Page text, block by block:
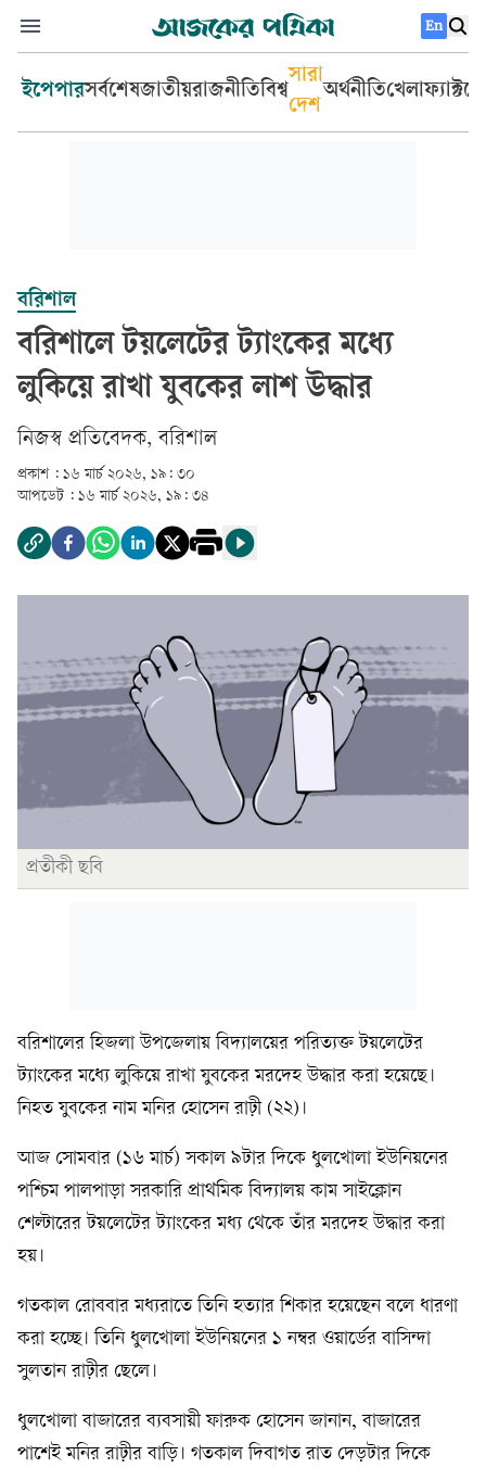
En
ইপেপারসর্বশেষজাতীয়রাজনীতিবিশ্ব
সারা
দেশ
অর্থনীতিখেলা
বরিশাল
বরিশালে টয়লেটের ট্যাংকের মধ্যে
লুকিয়ে রাখা যুবকের লাশ উদ্ধার
নিজস্ব প্রতিবেদক, বরিশাল
প্রকাশ : ১৬ মার্চ ২০২৬, ১৯: ৩০
আপডেট : ১৬ মার্চ ২০২৬, ১৯: ৩৪
প্রতীকী ছবি
বরিশালের হিজলা উপজেলায় বিদ্যালয়ের পরিত্যক্ত টয়লেটের
ট্যাংকের মধ্যে লুকিয়ে রাখা যুবকের মরদেহ উদ্ধার করা হয়েছে।
নিহত যুবকের নাম মনির হোসেন রাঢ়ী (২২)।
আজ সোমবার (১৬ মার্চ) সকাল ৯টার দিকে ধুলখোলা ইউনিয়নের
পশ্চিম পালপাড়া সরকারি প্রাথমিক বিদ্যালয় কাম সাইক্লোন
শেল্টারের টয়লেটের ট্যাংকের মধ্য থেকে তাঁর মরদেহ উদ্ধার করা
হয়।
গতকাল রোববার মধ্যরাতে তিনি হত্যার শিকার হয়েছেন বলে ধারণা
করা হচ্ছে। তিনি ধুলখোলা ইউনিয়নের ১ নম্বর ওয়ার্ডের বাসিন্দা
সুলতান রাঢ়ীর ছেলে।
ধুলখোলা বাজারের ব্যবসায়ী ফারুক হোসেন জানান, বাজারের
পাশেই মনির রাঢ়ীর বাড়ি। গতকাল দিবাগত রাত দেড়টার দিকে